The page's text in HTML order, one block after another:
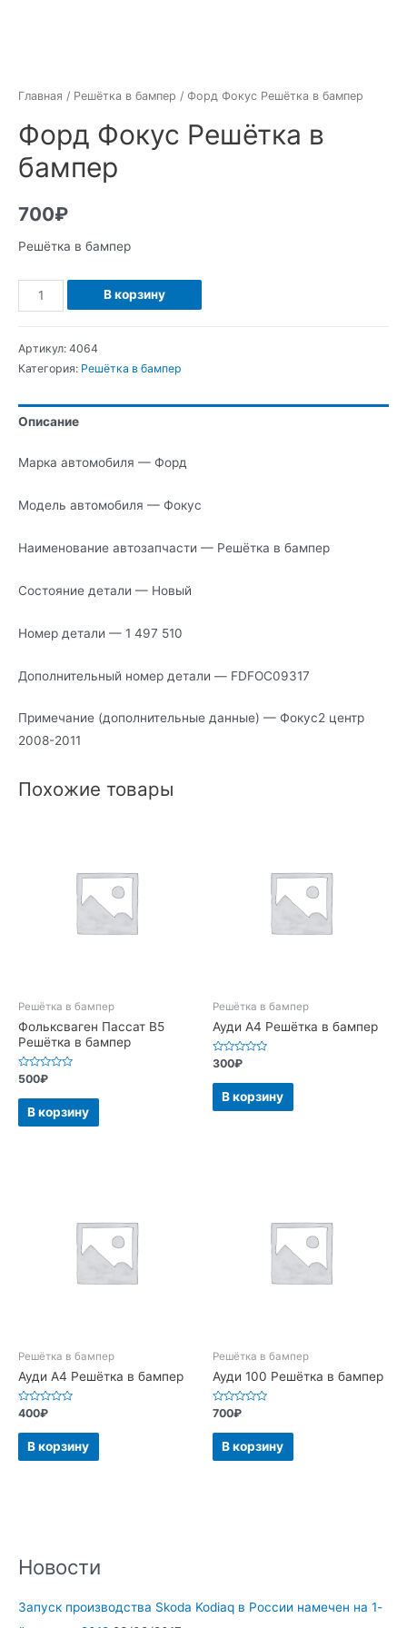
Новости
Запуск производства Skoda Kodiaq в России намечен на 1-
Главная / Решётка в бампер / Форд Фокус Решётка в бампер
Форд Фокус Решётка в
бампер
700₽
Решётка в бампер
Количество
Форд
Решётка
бампер
В корзину
Артикул: 4064
Категория: Решётка в бампер
Описание
Марка автомобиля — Форд
Модель автомобиля — Фокус
Наименование автозапчасти — Решётка в бампер
Состояние детали — Новый
Номер детали — 1 497 510
Дополнительный номер детали — FDFOC09317
Примечание (дополнительные данные) — Фокус2 центр
2008-2011
Похожие товары
Решётка в бампер
Фольксваген Пассат В5
Решётка в бампер
Оценка
из
500₽
В корзину
Решётка в бампер
Ауди А4 Решётка в бампер
Оценка
из
300₽
В корзину
Решётка в бампер
Ауди А4 Решётка в бампер
Оценка
0
из
400₽
В корзину
Решётка в бампер
Ауди 100 Решётка в бампер
Оценка
0
из
700₽
В корзину